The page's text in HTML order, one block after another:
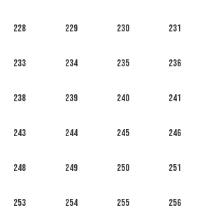
228 229 230 231
233 234 235 236
238 239 240 241
243 244 245 246
248 249 250 251
253 254 255 256